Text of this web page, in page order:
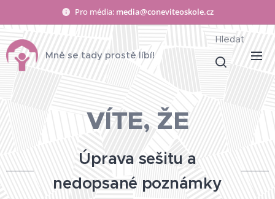
Pro média: media@coneviteoskole.cz
Mně se tady prostě líbí!
Hledat
VÍTE, ŽE
Úprava sešitu a
nedopsané poznámky